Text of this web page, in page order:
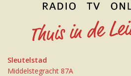
Sleutelstad
Middelstegracht 87A